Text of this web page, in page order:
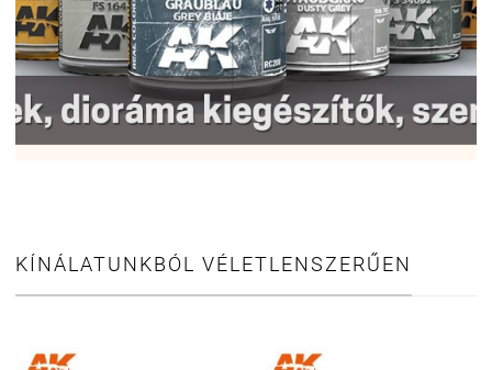
KÍNÁLATUNKBÓL VÉLETLENSZERŰEN